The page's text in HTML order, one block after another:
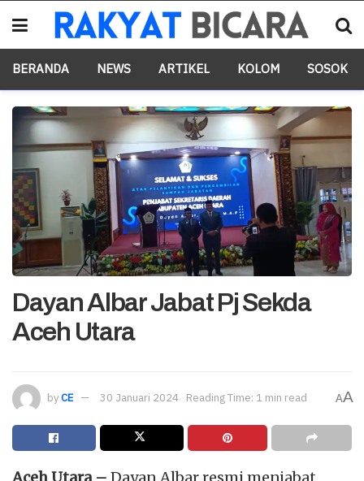
BERANDA NEWS ARTIKEL KOLOM SOSOK
Dayan Albar Jabat Pj Sekda
Aceh Utara
byCE 30 Januari 2024 Reading Time: 1 min read AA